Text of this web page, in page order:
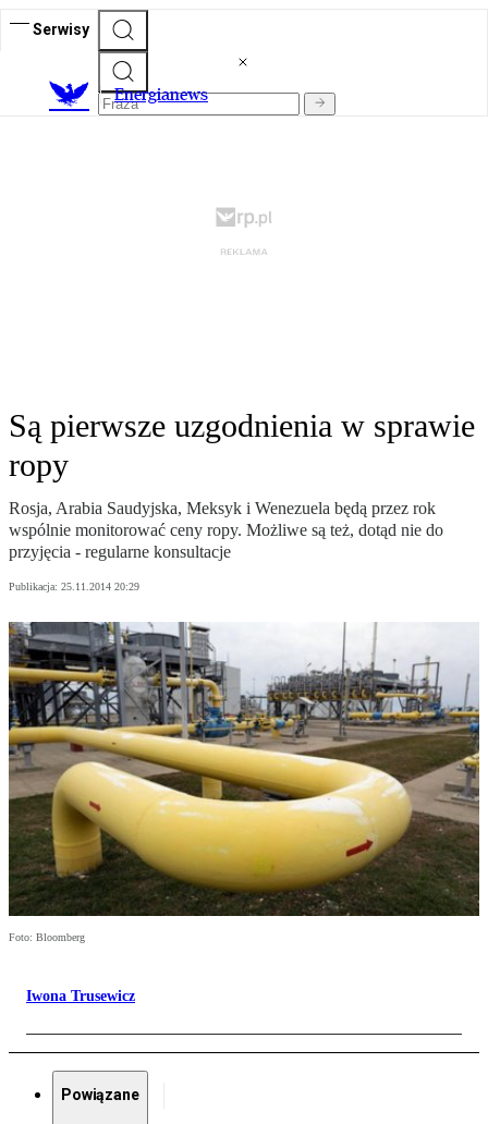
Serwisy
Energianews
Są pierwsze uzgodnienia w sprawie
ropy
Rosja, Arabia Saudyjska, Meksyk i Wenezuela będą przez rok
wspólnie monitorować ceny ropy. Możliwe są też, dotąd nie do
przyjęcia - regularne konsultacje
Publikacja: 25.11.2014 20:29
Foto: Bloomberg
Iwona Trusewicz
Powiązane